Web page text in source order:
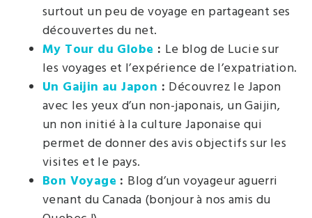
surtout un peu de voyage en partageant ses
découvertes du net.
My Tour du Globe : Le blog de Lucie sur
les voyages et l’expérience de l’expatriation.
Un Gaijin au Japon : Découvrez le Japon
avec les yeux d’un non-japonais, un Gaijin,
un non initié à la culture Japonaise qui
permet de donner des avis objectifs sur les
visites et le pays.
Bon Voyage : Blog d’un voyageur aguerri
venant du Canada (bonjour à nos amis du